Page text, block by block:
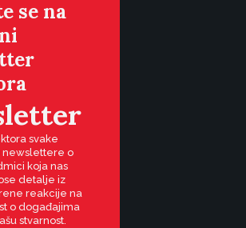
se na
svake
newslettere o
koja nas
detalje iz
reakcije na
o događajima
stvarnost.